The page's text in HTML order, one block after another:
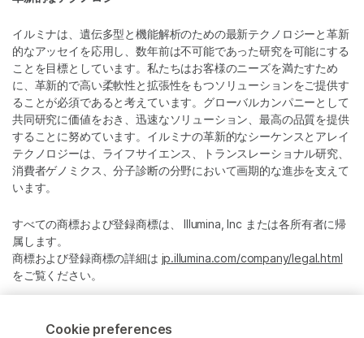
イルミナは、遺伝多型と機能解析のための最新テクノロジーと革新
的なアッセイを応用し、数年前は不可能であった研究を可能にする
ことを目標としています。私たちはお客様のニーズを満たすため
に、革新的で高い柔軟性と拡張性をもつソリューションをご提供す
ることが必須であると考えています。グローバルカンパニーとして
共同研究に価値をおき、迅速なソリューション、最高の品質を提供
することに努めています。イルミナの革新的なシーケンスとアレイ
テクノロジーは、ライフサイエンス、トランスレーショナル研究、
消費者ゲノミクス、分子診断の分野において画期的な進歩を支えて
います。
すべての商標および登録商標は、 Illumina, Inc または各所有者に帰
属します。
商標および登録商標の詳細は jp.illumina.com/company/legal.html
をご覧ください。
Cookie Management Center
Cookie preferences